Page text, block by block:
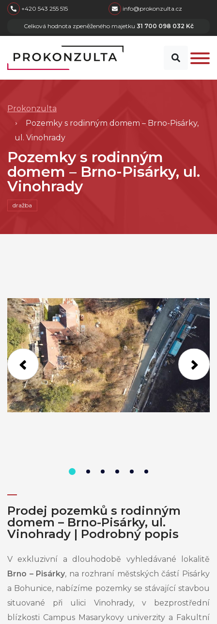
skip to main content
+420 543 255 515 info@prokonzulta.cz
Celková hodnota zpeněženého majetku 31 700 098 032 Kč
Prokonzulta
Pozemky s rodinným domem – Brno-Pisárky,
ul. Vinohrady
Pozemky s rodinným
domem – Brno-Pisárky, ul.
Vinohrady
dražba
Prodej pozemků s rodinným
domem – Brno-Pisárky, ul.
Vinohrady | Podrobný popis
V exkluzivní a dlouhodobě vyhledávané lokalitě
Brno – Pisárky, na rozhraní městských částí Pisárky
a Bohunice, nabízíme pozemky se stávající stavbou
situované při ulici Vinohrady, v bezprostřední
blízkosti Campus Masarykovy univerzity a Fakultní